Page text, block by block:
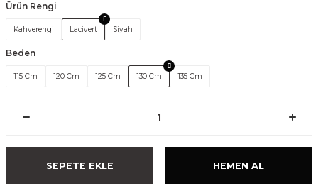
Ürün Rengi
Kahverengi Lacivert Siyah
Beden
115 Cm 120 Cm 125 Cm 130 Cm 135 Cm
SEPETE EKLE HEMEN AL